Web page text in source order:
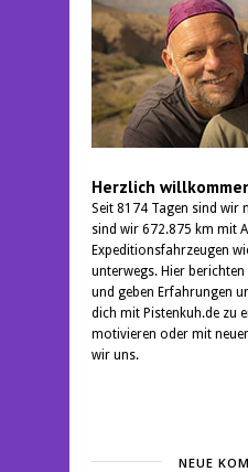
Herzlich
Seit 8174 Tagen sind wir
sind wir 672.875 km mit
Expeditionsfahrzeugen
unterwegs. Hier
und geben Erfahrungen
dich mit Pistenkuh.de zu
motivieren oder mit
wir uns.
NEUE